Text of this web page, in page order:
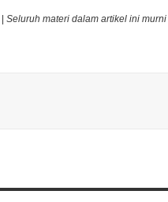
Seluruh materi dalam artikel ini